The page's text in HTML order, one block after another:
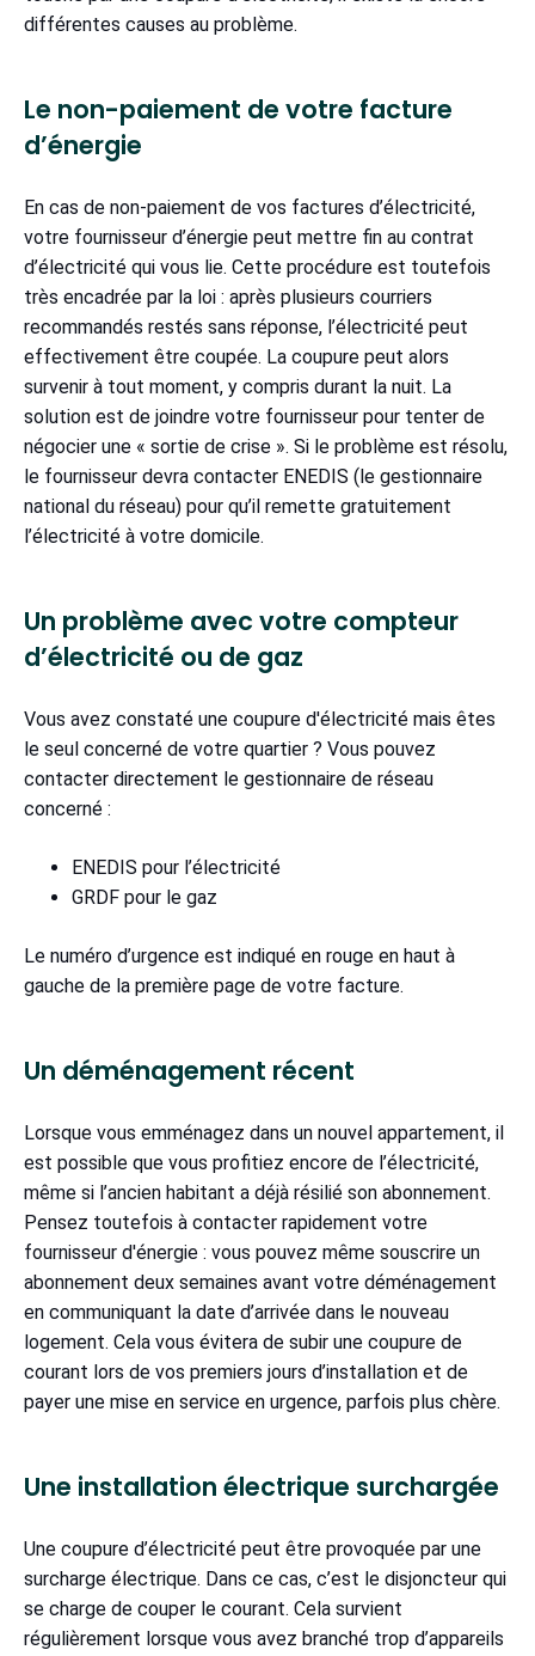
différentes causes au problème.
Le non-paiement de votre facture
d’énergie
En cas de non-paiement de vos factures d’électricité,
votre fournisseur d’énergie peut mettre fin au contrat
d’électricité qui vous lie. Cette procédure est toutefois
très encadrée par la loi : après plusieurs courriers
recommandés restés sans réponse, l’électricité peut
effectivement être coupée. La coupure peut alors
survenir à tout moment, y compris durant la nuit. La
solution est de joindre votre fournisseur pour tenter de
négocier une « sortie de crise ». Si le problème est résolu,
le fournisseur devra contacter ENEDIS (le gestionnaire
national du réseau) pour qu’il remette gratuitement
l’électricité à votre domicile.
Un problème avec votre compteur
d’électricité ou de gaz
Vous avez constaté une coupure d'électricité mais êtes
le seul concerné de votre quartier ? Vous pouvez
contacter directement le gestionnaire de réseau
concerné :
ENEDIS pour l’électricité
GRDF pour le gaz
Le numéro d’urgence est indiqué en rouge en haut à
gauche de la première page de votre facture.
Un déménagement récent
Lorsque vous emménagez dans un nouvel appartement, il
est possible que vous profitiez encore de l’électricité,
même si l’ancien habitant a déjà résilié son abonnement.
Pensez toutefois à contacter rapidement votre
fournisseur d'énergie : vous pouvez même souscrire un
abonnement deux semaines avant votre déménagement
en communiquant la date d’arrivée dans le nouveau
logement. Cela vous évitera de subir une coupure de
courant lors de vos premiers jours d’installation et de
payer une mise en service en urgence, parfois plus chère.
Une installation électrique surchargée
Une coupure d’électricité peut être provoquée par une
surcharge électrique. Dans ce cas, c’est le disjoncteur qui
se charge de couper le courant. Cela survient
régulièrement lorsque vous avez branché trop d’appareils